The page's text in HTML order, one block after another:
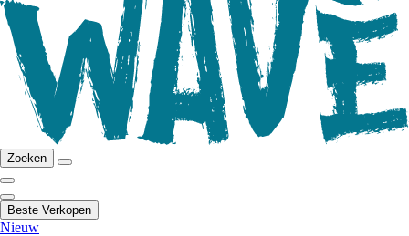
Zoeken
Beste Verkopen
Nieuw